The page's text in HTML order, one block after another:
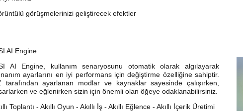
görüşmelerinizi geliştirecek efektler
AI Engine
AI Engine, kullanım senaryosunu otomatik olarak algılayarak
ayarlarını en iyi performans için değiştirme özelliğine sahiptir.
tarafından ayarlanan modlar ve kaynaklar sayesinde çalışırken,
ve eğlenirken sizin için önemli olan öğeye odaklanabilirsiniz.
Toplantı - Akıllı Oyun - Akıllı İş - Akıllı Eğlence - Akıllı İçerik Üretimi